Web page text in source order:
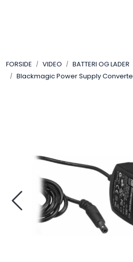
FORSIDE VIDEO BATTERI OG LADER
Blackmagic Power Supply
LYD
AKTUELT
BRUKT